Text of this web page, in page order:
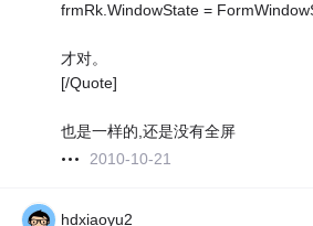
frmRk.WindowState =
才对。
[/Quote]
也是一样的,还是没有全屏
2010-10-21
hdxiaoyu2